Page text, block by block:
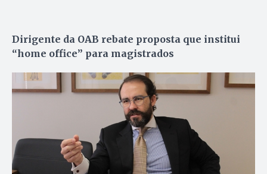
Dirigente da OAB rebate proposta que institui
“home office” para magistrados